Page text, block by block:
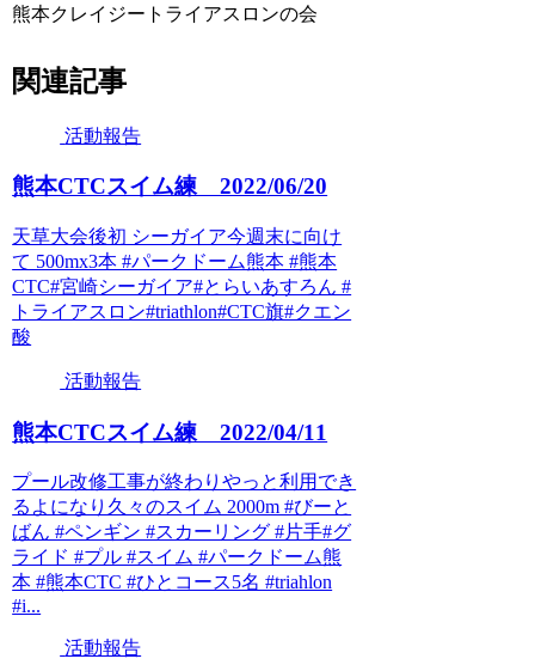
熊本クレイジートライアスロンの会
関連記事
活動報告
熊本CTCスイム練 2022/06/20
天草大会後初 シーガイア今週末に向け
て 500mx3本 #パークドーム熊本 #熊本
CTC#宮崎シーガイア#とらいあすろん #
トライアスロン#triathlon#CTC旗#クエン
酸
活動報告
熊本CTCスイム練 2022/04/11
プール改修工事が終わりやっと利用でき
るよになり久々のスイム 2000m #びーと
ばん #ペンギン #スカーリング #片手#グ
ライド #プル #スイム #パークドーム熊
本 #熊本CTC #ひとコース5名 #triahlon
#i...
活動報告